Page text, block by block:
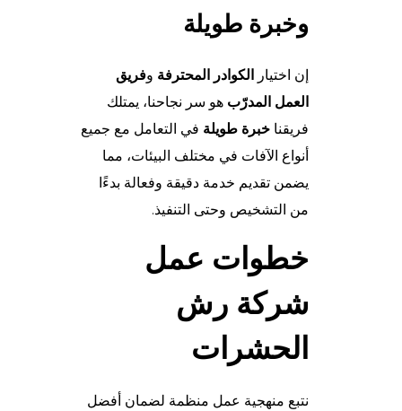
وخبرة طويلة
إن اختيارالكوادر المحترفة وفريق
العمل المدرّب هو سر نجاحنا، يمتلك
فريقناخبرة طويلة في التعامل مع جميع
أنواع الآفات في مختلف البيئات، مما
يضمن تقديم خدمة دقيقة وفعالة بدءًا
من التشخيص وحتى التنفيذ.
خطوات عمل
شركة رش
الحشرات
نتبع منهجية عمل منظمة لضمان أفضل